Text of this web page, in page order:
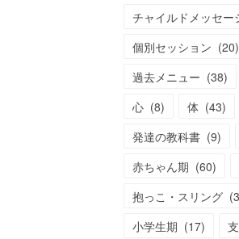
チャイルドメッセー
個別セッション (20)
過去メニュー (38)
心 (8) 体 (43)
発達の教科書 (9)
赤ちゃん期 (60)
抱っこ・スリング (
小学生期 (17)